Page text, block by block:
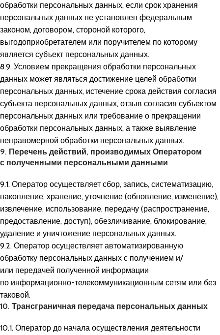
обработки персональных данных, если срок хранения
персональных данных не установлен федеральным
законом, договором, стороной которого,
выгодоприобретателем или поручителем по которому
является субъект персональных данных.
8.9. Условием прекращения обработки персональных
данных может являться достижение целей обработки
персональных данных, истечение срока действия согласия
субъекта персональных данных, отзыв согласия субъектом
персональных данных или требование о прекращении
обработки персональных данных, а также выявление
неправомерной обработки персональных данных.
9. Перечень действий, производимых Оператором
с полученными персональными данными
9.1. Оператор осуществляет сбор, запись, систематизацию,
накопление, хранение, уточнение (обновление, изменение),
извлечение, использование, передачу (распространение,
предоставление, доступ), обезличивание, блокирование,
удаление и уничтожение персональных данных.
9.2. Оператор осуществляет автоматизированную
обработку персональных данных с получением и/
или передачей полученной информации
по информационно-телекоммуникационным сетям или без
таковой.
10. Трансграничная передача персональных данных
10.1. Оператор до начала осуществления деятельности